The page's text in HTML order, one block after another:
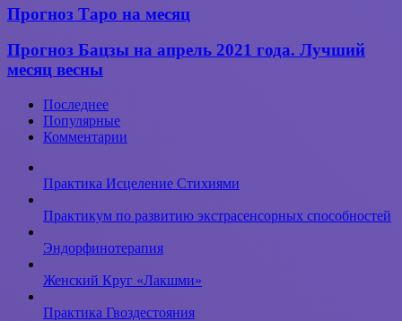
звезды»
к
внутренней
силы.
Прогноз
Таро
на месяц
Прогноз Таро на месяц
Прогноз
Бацзы
на апрель
Лучший
месяц
весны
Прогноз Бацзы на апрель 2021 года. Лучший
месяц весны
Последнее
Популярные
Комментарии
Практика Исцеление Стихиями
Практикум по развитию экстрасенсорных способностей
Эндорфинотерапия
Женский Круг «Лакшми»
Практика Гвоздестояния